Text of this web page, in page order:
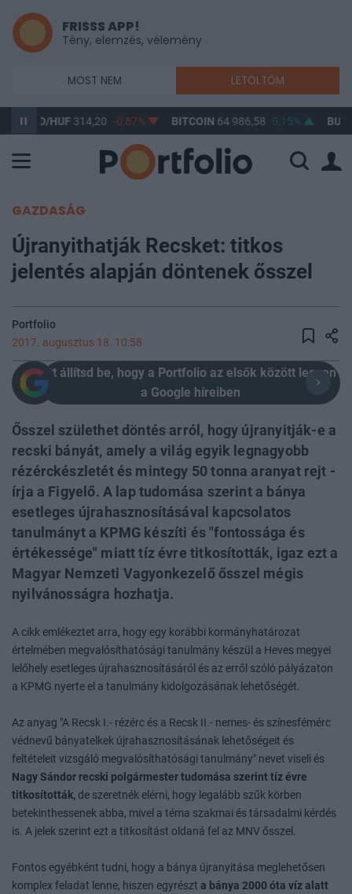
FRISSS APP!
Tény, elemzés, vélemény
MOST NEM LETÖLTÖM
HUF314,20 -0,87% BITCOIN64 986,58 0,15% BUX 148
GAZDASÁG
Újranyithatják Recsket: titkos
jelentés alapján döntenek ősszel
Portfolio
2017. augusztus 18. 10:58
Itt állítsd be, hogy a Portfolio az elsők között legyen
a Google híreiben
Ősszel születhet döntés arról, hogy újranyitják-e a
recski bányát, amely a világ egyik legnagyobb
rézérckészletét és mintegy 50 tonna aranyat rejt -
írja a Figyelő. A lap tudomása szerint a bánya
esetleges újrahasznosításával kapcsolatos
tanulmányt a KPMG készíti és "fontossága és
értékessége" miatt tíz évre titkosították, igaz ezt a
Magyar Nemzeti Vagyonkezelő ősszel mégis
nyilvánosságra hozhatja.
A cikk emlékeztet arra, hogy egy korábbi kormányhatározat
értelmében megvalósíthatósági tanulmány készül a Heves megyei
lelőhely esetleges újrahasznosításáról és az erről szóló pályázaton
a KPMG nyerte el a tanulmány kidolgozásának lehetőségét.
Az anyag "A Recsk I.- rézérc és a Recsk II.- nemes- és színesfémérc
védnevű bányatelkek újrahasznosításának lehetőségeit és
feltételeit vizsgáló megvalósíthatósági tanulmány" nevet viseli és
Nagy Sándor recski polgármester tudomása szerint tíz évre
titkosították, de szeretnék elérni, hogy legalább szűk körben
betekinthessenek abba, mivel a téma szakmai és társadalmi kérdés
is. A jelek szerint ezt a titkosítást oldaná fel az MNV ősszel.
Fontos egyébként tudni, hogy a bánya újranyitása meglehetősen
komplex feladat lenne, hiszen egyrészt a bánya 2000 óta víz alatt